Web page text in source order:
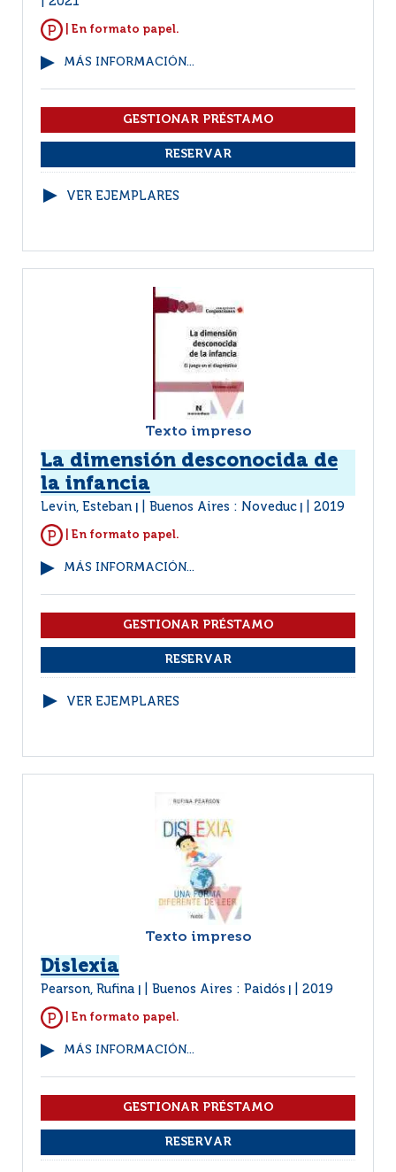
| En formato papel.
MÁS INFORMACIÓN...
VER EJEMPLARES
Texto impreso
La dimensión desconocida de
la infancia
Levin, Esteban Buenos Aires : Noveduc 2019
| En formato papel.
MÁS INFORMACIÓN...
VER EJEMPLARES
Texto impreso
Dislexia
Pearson, Rufina Buenos Aires : Paidós 2019
| En formato papel.
MÁS INFORMACIÓN...